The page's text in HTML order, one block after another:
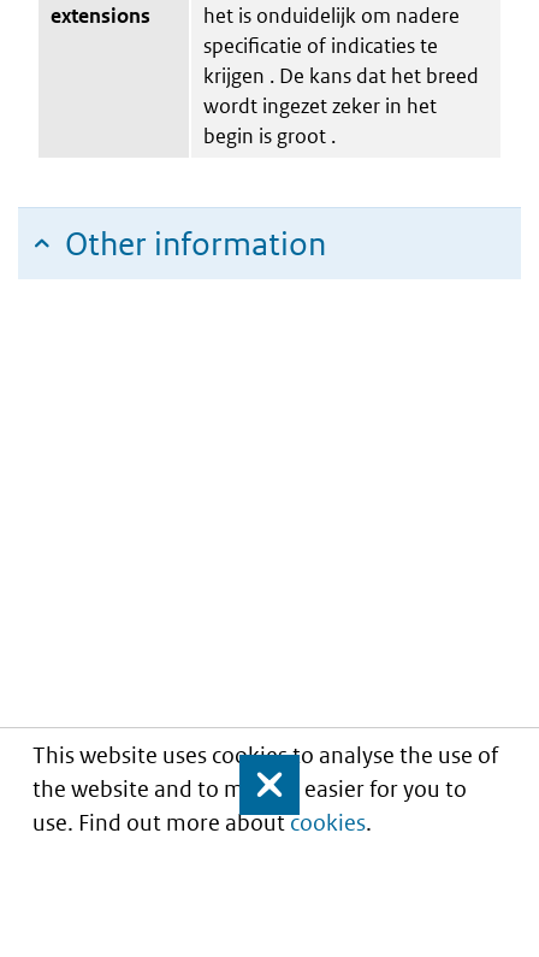
This website uses cookies to analyse the use of
the website and to make it easier for you to
use. Find out more aboutcookies.
Close
extensions
het is onduidelijk om nadere
specificatie of indicaties te
krijgen . De kans dat het breed
wordt ingezet zeker in het
begin is groot .
Other information